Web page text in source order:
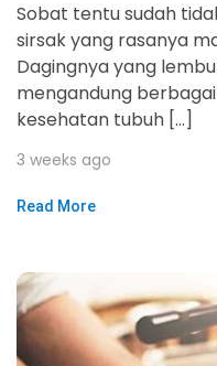
Sobat tentu sudah
sirsak yang rasanya
Dagingnya yang
mengandung
kesehatan tubuh […]
3 weeks ago
Read More